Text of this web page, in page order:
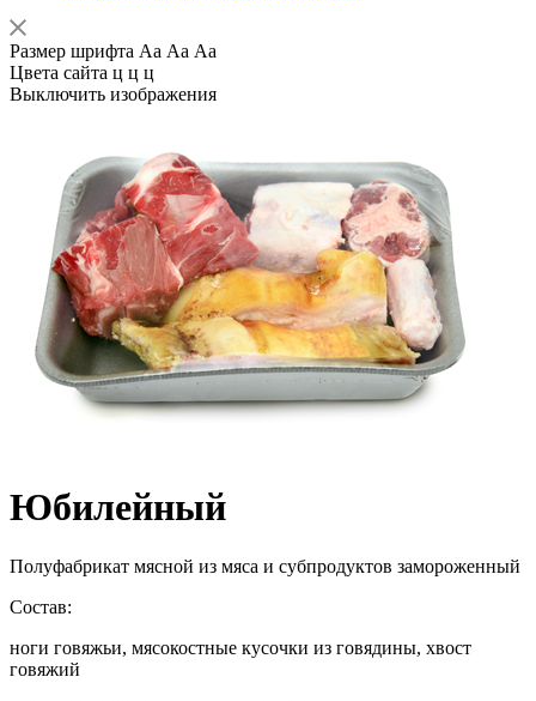
Размер шрифта Аа Аа Аа
Цвета сайта ц ц ц
Выключить изображения
Юбилейный
Полуфабрикат мясной из мяса и субпродуктов замороженный
Состав:
ноги говяжьи, мясокостные кусочки из говядины, хвост
говяжий